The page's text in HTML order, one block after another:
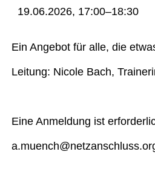
19.06.2026, 17:00–18:30
Ein Angebot für alle, die
Leitung: Nicole Bach,
Eine Anmeldung ist